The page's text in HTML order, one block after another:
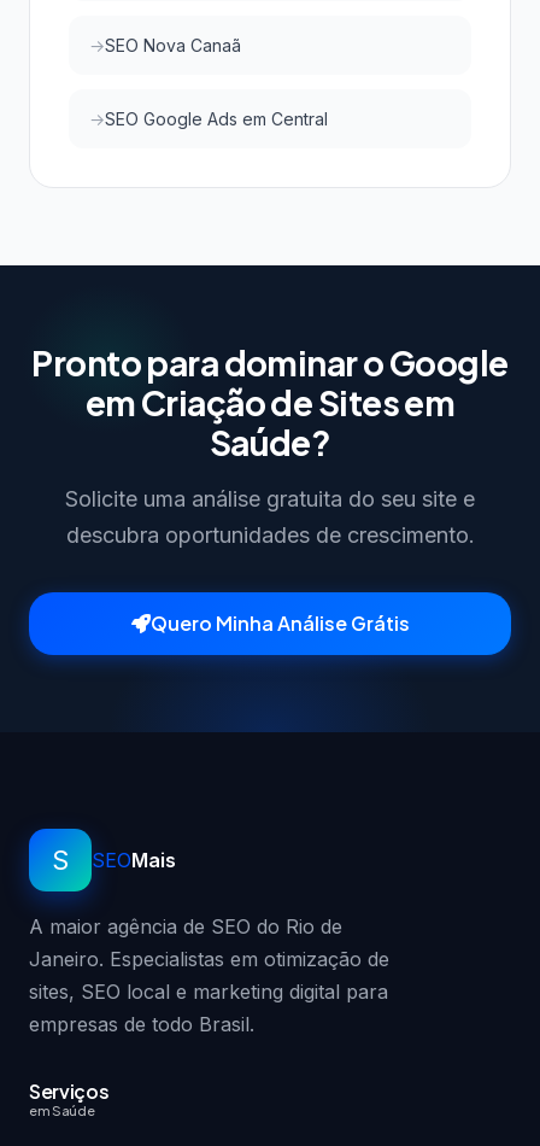
SEO Nova Canaã
SEO Google Ads em Central
Pronto para dominar o Google
em Criação de Sites em
Saúde?
Solicite uma análise gratuita do seu site e
descubra oportunidades de crescimento.
Quero Minha Análise Grátis
S SEOMais
A maior agência de SEO do Rio de
Janeiro. Especialistas em otimização de
sites, SEO local e marketing digital para
empresas de todo Brasil.
Serviços
em Saúde